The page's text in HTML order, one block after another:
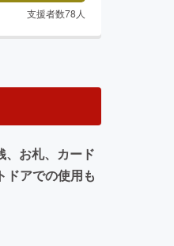
支援者数78 人
、お札、カード
ドアでの使用も